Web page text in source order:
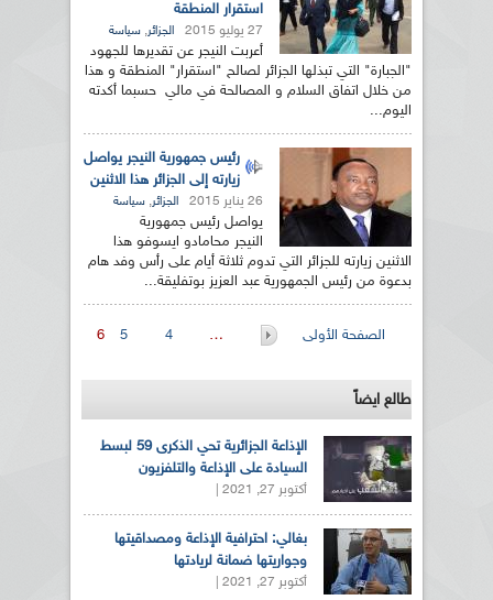
استقرار المنطقة
27 يوليو 2015 الجزائر, سياسة
أعربت النيجر عن تقديرها للجهود
"الجبارة" التي تبذلها الجزائر لصالح "استقرار" المنطقة و هذا
من خلال اتفاق السلام و المصالحة في مالي حسبما أكدته
اليوم...
رئيس جمهورية النيجر يواصل
زيارته إلى الجزائر هذا الاثنين
26 يناير 2015 الجزائر, سياسة
يواصل رئيس جمهورية
النيجر محامادو ايسوفو هذا
الاثنين زيارته للجزائر التي تدوم ثلاثة أيام على رأس وفد هام
بدعوة من رئيس الجمهورية عبد العزيز بوتفليقة...
الصفحات
الصفحة الأولى …
4
5
6
طالع ايضاً
الإذاعة الجزائرية تحي الذكرى 59 لبسط
السيادة على الإذاعة والتلفزيون
أكتوبر 27, 2021 |
بغالي: احترافية الإذاعة ومصداقيتها
وجواريتها ضمانة لريادتها
أكتوبر 27, 2021 |